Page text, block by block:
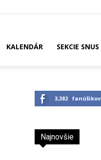
KALENDÁR SEKCIE SNUS
3,382 fanúšikov
Najnovšie